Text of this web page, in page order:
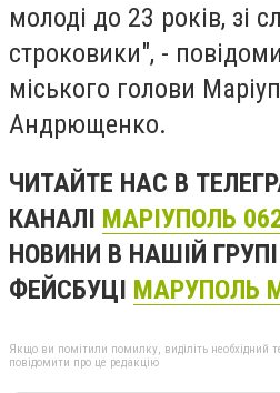
молоді до 23 років, зі
строковики", -
міського голови
Андрющенко.
ЧИТАЙТЕ НАС В
КАНАЛІ МАРІУПОЛЬ
НОВИНИ В НАШІЙ
ФЕЙСБУЦІ МАРУПОЛЬ
Якщо ви помітили помилку, виділіть необхідний
повідомити про це редакцію